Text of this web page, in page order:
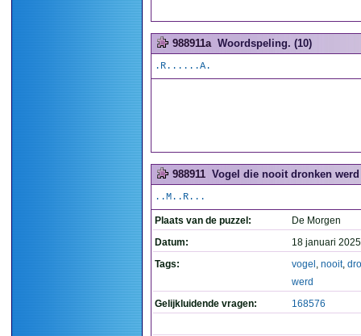
988911a Woordspeling. (10)
.R......A.
988911 Vogel die nooit dronken werd
..M..R...
Plaats van de puzzel:
De Morgen
Datum:
18 januari
Tags:
vogel , nooit,
werd
Gelijkluidende vragen:
168576